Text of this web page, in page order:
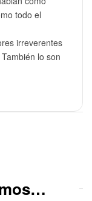
todo el
irreverentes
lo son